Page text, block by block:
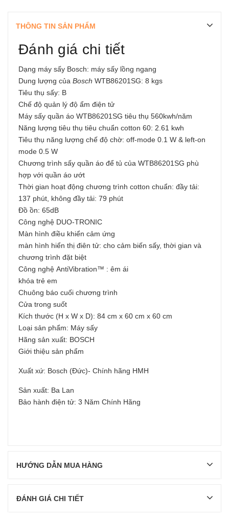
THÔNG TIN SẢN PHẨM
Đánh giá chi tiết
Dạng máy sấy Bosch: máy sấy lồng ngang
Dung lượng của Bosch WTB86201SG: 8 kgs
Tiêu thụ sấy: B
Chế độ quản lý độ ẩm điện tử
Máy sấy quần áo WTB86201SG tiêu thụ 560kwh/năm
Năng lượng tiêu thụ tiêu chuẩn cotton 60: 2.61 kwh
Tiêu thụ năng lượng chế độ chờ: off-mode 0.1 W & left-on
mode 0.5 W
Chương trình sấy quần áo để tủ của WTB86201SG phù
hợp với quần áo ướt
Thời gian hoạt động chương trình cotton chuẩn: đầy tải:
137 phút, không đầy tải: 79 phút
Đồ ồn: 65dB
Công nghệ DUO-TRONIC
Màn hình điều khiển cảm ứng
màn hình hiển thị điên tử: cho cảm biến sấy, thời gian và
chương trình đặt biệt
Công nghệ AntiVibration™ : êm ái
khóa trẻ em
Chuông báo cuối chương trình
Cửa trong suốt
Kích thước (H x W x D): 84 cm x 60 cm x 60 cm
Loại sản phẩm: Máy sấy
Hãng sản xuất: BOSCH
Giới thiệu sản phẩm
Xuất xứ: Bosch (Đức)- Chính hãng HMH
Sản xuất: Ba Lan
Bảo hành điện tử: 3 Năm Chính Hãng
HƯỚNG DẪN MUA HÀNG
ĐÁNH GIÁ CHI TIẾT